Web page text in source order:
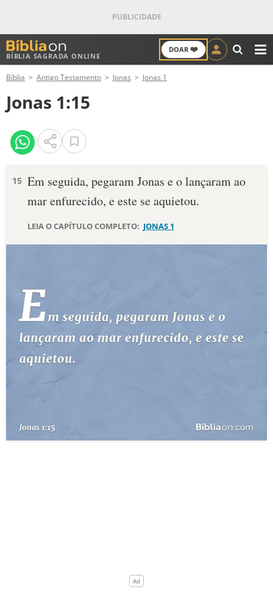
BÍBLIA SAGRADA ONLINE
DOAR ❤️
ANTIGO TESTAMENTO
NOVO TESTAMENTO
VERSÍCULOS
PALAVRA DO DIA
10 MANDAMENTOS
ESTUDOS BÍBLICOS
ESBOÇOS DE PREGAÇÃO
PERGUNTE À BÍBLIA
Bíblia Antigo Testamento Jonas Jonas 1
Jonas 1:15
15 Em seguida, pegaram Jonas e o lançaram ao
mar enfurecido, e este se aquietou.
LEIA O CAPÍTULO COMPLETO: JONAS 1